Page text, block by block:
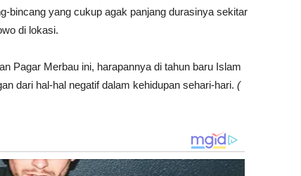
bincang yang cukup agak panjang durasinya sekitar
di lokasi.
Pagar Merbau ini, harapannya di tahun baru Islam
dari hal-hal negatif dalam kehidupan sehari-hari. (